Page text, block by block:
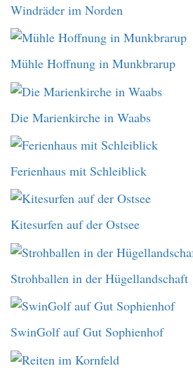
Windräder im Norden
Mühle Hoffnung in Munkbrarup
Die Marienkirche in Waabs
Ferienhaus mit Schleiblick
Kitesurfen auf der Ostsee
Strohballen in der Hügellandschaft
SwinGolf auf Gut Sophienhof